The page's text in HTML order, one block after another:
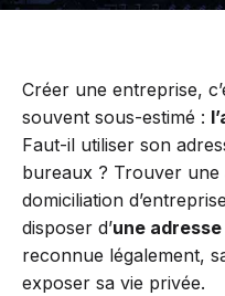
Créer une entreprise,
souvent sous-estimé :
Faut-il utiliser son
bureaux ? Trouver une
domiciliation
disposer d’une
reconnue légalement,
exposer sa vie privée.